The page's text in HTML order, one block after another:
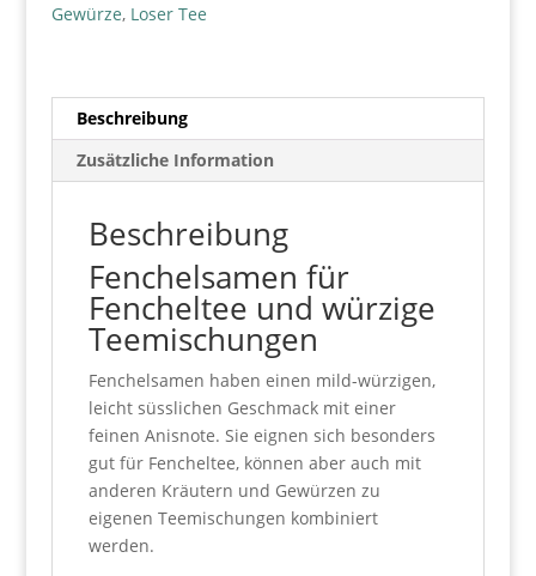
Gewürze, Loser Tee
Beschreibung
Zusätzliche Information
Beschreibung
Fenchelsamen für
Fencheltee und würzige
Teemischungen
Fenchelsamen haben einen mild-würzigen,
leicht süsslichen Geschmack mit einer
feinen Anisnote. Sie eignen sich besonders
gut für Fencheltee, können aber auch mit
anderen Kräutern und Gewürzen zu
eigenen Teemischungen kombiniert
werden.